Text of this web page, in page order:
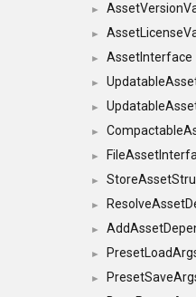
►
►
► AssetInterface
►
►
►
►
►
►
►
►
►